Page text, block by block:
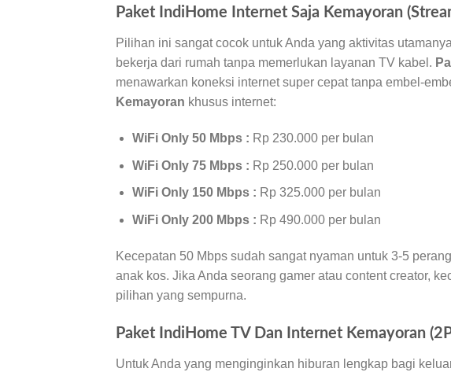
Paket IndiHome Internet Saja Kemayoran
Pilihan ini sangat cocok untuk Anda yang aktivitas
bekerja dari rumah tanpa memerlukan layanan TV kabel.
menawarkan koneksi internet super cepat tanpa embel-
Kemayoran khusus internet:
WiFi Only 50 Mbps : Rp 230.000 per bulan
WiFi Only 75 Mbps : Rp 250.000 per bulan
WiFi Only 150 Mbps : Rp 325.000 per bulan
WiFi Only 200 Mbps : Rp 490.000 per bulan
Kecepatan 50 Mbps sudah sangat nyaman untuk 3-5
anak kos. Jika Anda seorang gamer atau content creator,
pilihan yang sempurna.
Paket IndiHome TV Dan Internet Kemayoran
Untuk Anda yang menginginkan hiburan lengkap bagi